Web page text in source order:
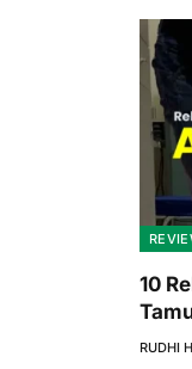
10
RUDHI